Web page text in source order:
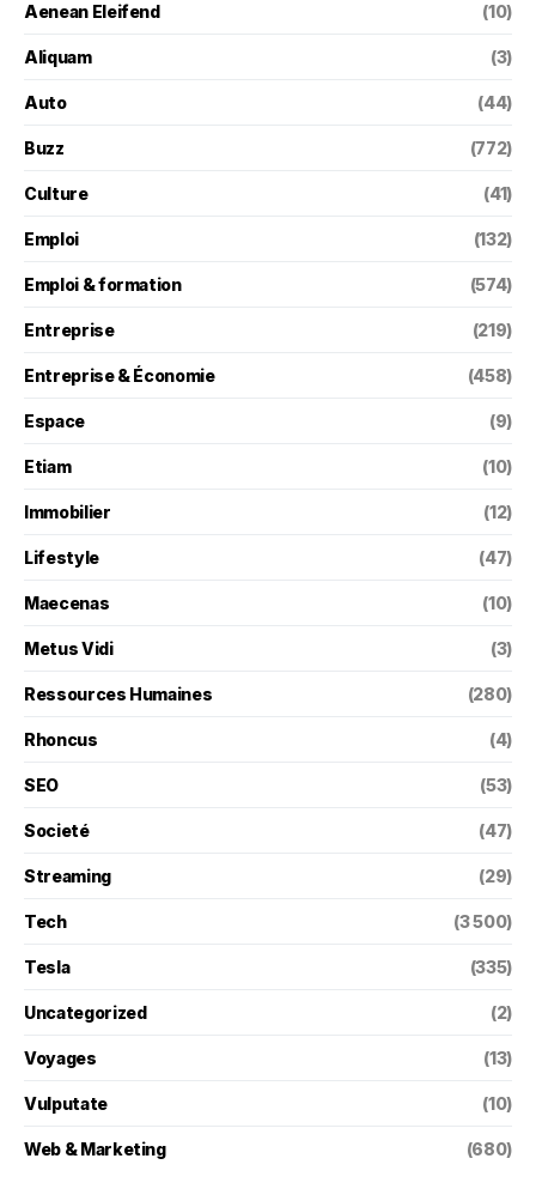
Aenean Eleifend (10)
Aliquam (3)
Auto (44)
Buzz (772)
Culture (41)
Emploi (132)
Emploi & formation (574)
Entreprise (219)
Entreprise & Économie (458)
Espace (9)
Etiam (10)
Immobilier (12)
Lifestyle (47)
Maecenas (10)
Metus Vidi (3)
Ressources Humaines (280)
Rhoncus (4)
SEO (53)
Societé (47)
Streaming (29)
Tech (3 500)
Tesla (335)
Uncategorized (2)
Voyages (13)
Vulputate (10)
Web & Marketing (680)